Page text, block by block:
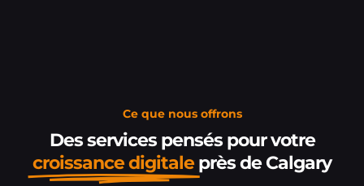
Ce que nous offrons
Des services pensés pour votre
croissance digitale près de Calgary